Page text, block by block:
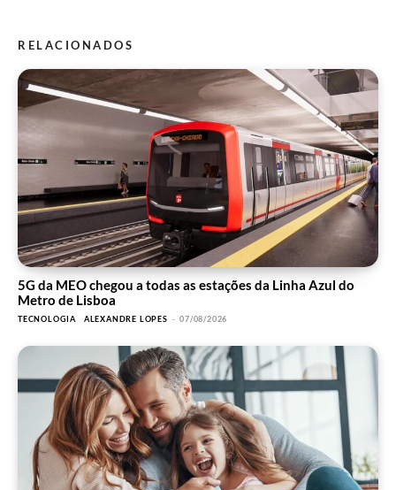
RELACIONADOS
5G da MEO chegou a todas as estações da Linha Azul do
Metro de Lisboa
TECNOLOGIA ALEXANDRE LOPES - 07/08/2026